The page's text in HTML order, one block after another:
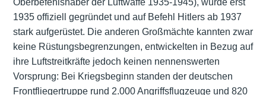
Oberbefehlshaber der Luftwaffe 1935-1945), wurde erst
1935 offiziell gegründet und auf Befehl Hitlers ab 1937
stark aufgerüstet. Die anderen Großmächte kannten zwar
keine Rüstungsbegrenzungen, entwickelten in Bezug auf
ihre Luftstreitkräfte jedoch keinen nennenswerten
Vorsprung: Bei Kriegsbeginn standen der deutschen
Frontfliegertruppe rund 2.000 Angriffsflugzeuge und 820